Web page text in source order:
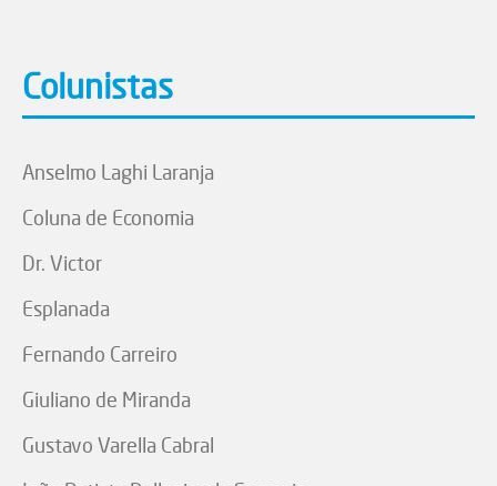
Colunistas
Anselmo Laghi Laranja
Coluna de Economia
Dr. Victor
Esplanada
Fernando Carreiro
Giuliano de Miranda
Gustavo Varella Cabral